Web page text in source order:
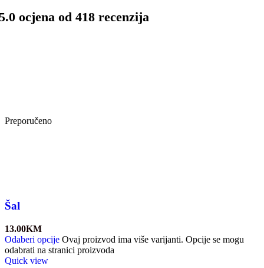
ocjena od 418 recenzija
Preporučeno
Šal
13.00KM
Odaberi opcije Ovaj proizvod ima više varijanti. Opcije se mogu
odabrati na stranici proizvoda
Quick view